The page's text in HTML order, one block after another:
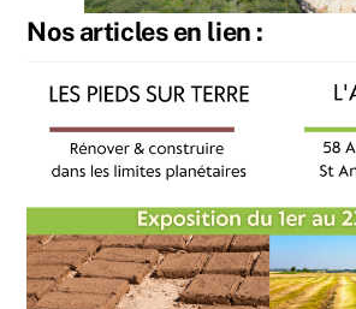
Nos articles en lien :